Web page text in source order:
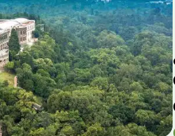
Causa